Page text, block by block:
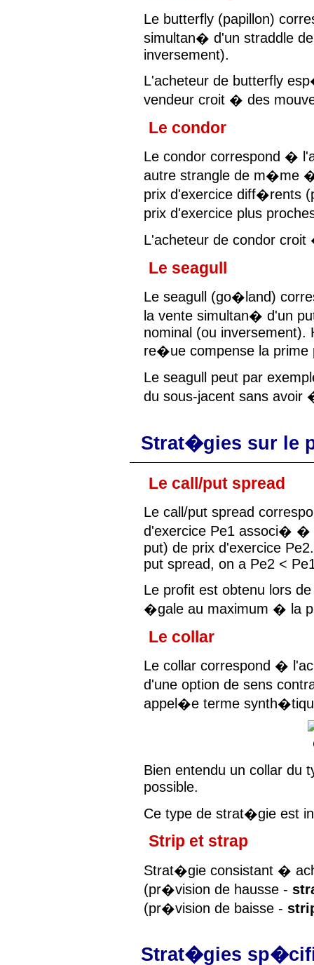
Le butterfly (papillon)
simultan� d'un straddle
inversement).
L'acheteur de butterfly
vendeur croit � des
Le condor
Le condor correspond �
autre strangle de m�me
prix d'exercice diff�rents
prix d'exercice plus
L'acheteur de condor
Le seagull
Le seagull (go�land)
la vente simultan� d'un
nominal (ou inversement).
re�ue compense la
Le seagull peut par
du sous-jacent sans avoir
Strat�gies sur le
Le call/put spread
Le call/put spread
d'exercice Pe1 associ� �
put) de prix d'exercice
put spread, on a Pe2 <
Le profit est obtenu lors
�gale au maximum � la
Le collar
Le collar correspond �
d'une option de sens
appel�e terme
Bien entendu un collar du
possible.
Ce type de strat�gie est
Strip et strap
Strat�gie consistant �
(pr�vision de hausse -
(pr�vision de baisse -
Strat�gies